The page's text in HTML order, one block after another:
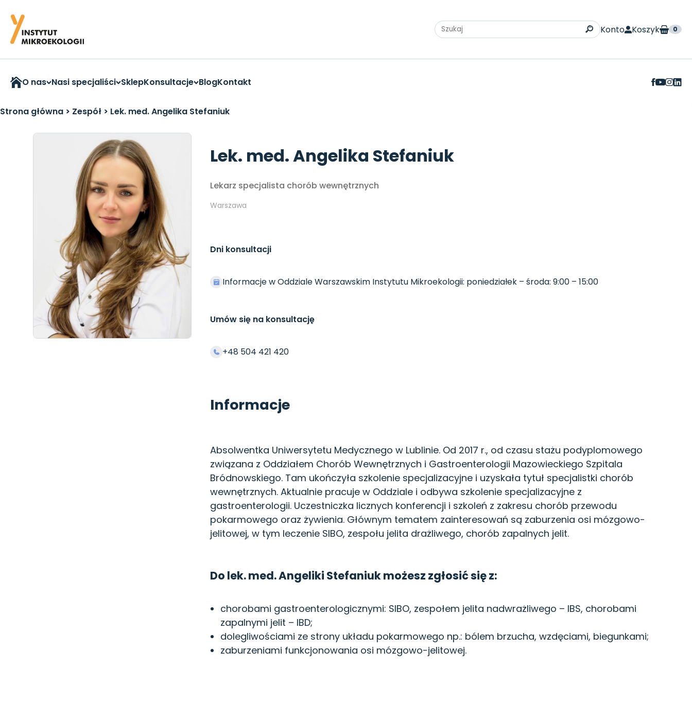
Konto Koszyk 0
O nas Nasi specjaliści SklepKonsultacje BlogKontakt
Strona główna > Zespół > Lek. med. Angelika Stefaniuk
Lek. med. Angelika Stefaniuk
Lekarz specjalista chorób wewnętrznych
Warszawa
Dni konsultacji
Informacje w Oddziale Warszawskim Instytutu Mikroekologii: poniedziałek – środa: 9:00 – 15:00
Umów się na konsultację
+48 504 421 420
Informacje
Absolwentka Uniwersytetu Medycznego w Lublinie. Od 2017 r., od czasu stażu podyplomowego
związana z Oddziałem Chorób Wewnętrznych i Gastroenterologii Mazowieckiego Szpitala
Bródnowskiego. Tam ukończyła szkolenie specjalizacyjne i uzyskała tytuł specjalistki chorób
wewnętrznych. Aktualnie pracuje w Oddziale i odbywa szkolenie specjalizacyjne z
gastroenterologii. Uczestniczka licznych konferencji i szkoleń z zakresu chorób przewodu
pokarmowego oraz żywienia. Głównym tematem zainteresowań są zaburzenia osi mózgowo-
jelitowej, w tym leczenie SIBO, zespołu jelita drażliwego, chorób zapalnych jelit.
Do lek. med. Angeliki Stefaniuk możesz zgłosić się z:
chorobami gastroenterologicznymi: SIBO, zespołem jelita nadwrażliwego – IBS, chorobami
zapalnymi jelit – IBD;
dolegliwościami ze strony układu pokarmowego np.: bólem brzucha, wzdęciami, biegunkami;
zaburzeniami funkcjonowania osi mózgowo-jelitowej.